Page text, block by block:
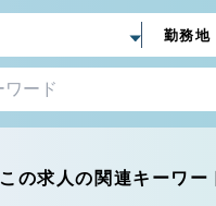
この求人の関連キーワー